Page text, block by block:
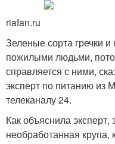
riafan.ru
Зеленые сорта гречки
пожилыми людьми,
справляется с ними,
эксперт по питанию из
телеканалу 24.
Как объяснила
необработанная крупа,